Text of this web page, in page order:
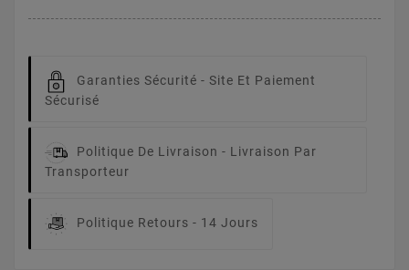
Garanties Sécurité - Site Et Paiement
Sécurisé
Politique De Livraison - Livraison Par
Transporteur
Politique Retours - 14 Jours